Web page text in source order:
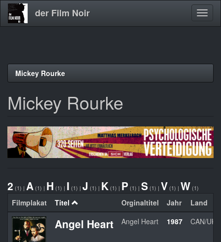
Direkt
der Film Noir
Mickey Rourke
Mickey Rourke
2 (1) | A (1) | H (1) | I (1) | J (1) | K (1) | P (1) | S (1) | V (1) | W (1)
Filmplakat Titel Orginaltitel Jahr Land
Angel Heart Angel Heart 1987 CAN/UK/